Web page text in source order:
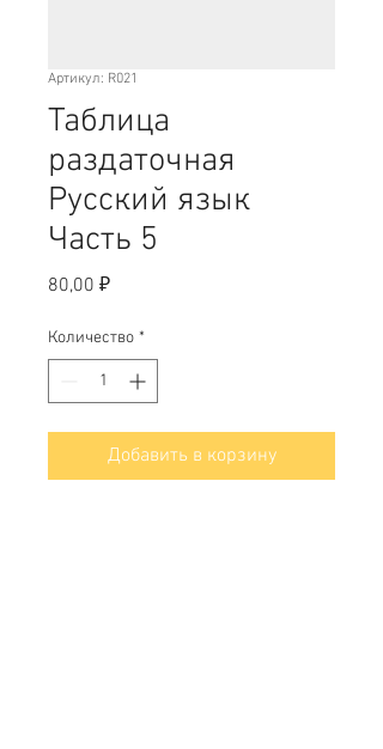
Артикул: R021
Таблица
раздаточная
Русский язык
Часть 5
80,00 ₽Цена
Количество *
Добавить в корзину